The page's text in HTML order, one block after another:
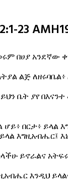
23
በሀያ አንደኛው
ልጅ
ቤት ያየ
ሆይ፥ በርታ፥
እግዚአብሔር፤
ይኖራልና
እንዲህ